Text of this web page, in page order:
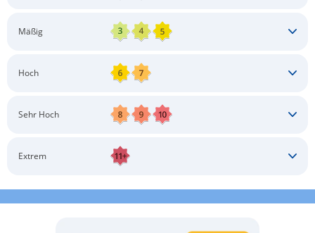
Mäßig
Langärmlige Bekleidung
Hoch
Langärmlige Bekleidung
Sonnenbrille
Sehr Hoch
Langärmlige Bekleidung
Extrem